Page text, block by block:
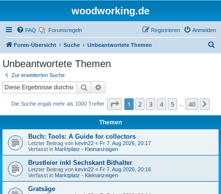
woodworking.de
FAQ Forumsregeln Anmelden
Registrieren
Foren-Übersicht Suche Unbeantwortete Themen
Unbeantwortete Themen
Zur erweiterten Suche
Suche
Die Suche ergab mehr als 1000 Treffer Seite 1von 40
1 2 3 4 5 40
Themen
Buch: Tools: A Guide for collectors
Letzter Beitrag von kevin22 « Fr 7. Aug 2026, 20:17
Verfasst in Marktplatz - Kleinanzeigen
Brustleier inkl Sechskant Bithalter
Letzter Beitrag von kevin22 « Fr 7. Aug 2026, 20:16
Verfasst in Marktplatz - Kleinanzeigen
Gratsäge